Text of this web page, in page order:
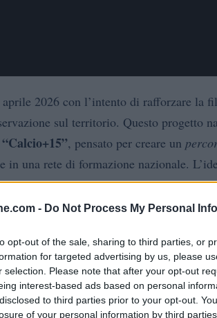
- Do Not Process My Personal
opt-out of the sale, sharing to third parties, or
for targeted advertising by us, please
selection. Please note that after your opt-out
interest-based ads based on personal
to third parties prior to your opt-out.
of your personal information by third
2026 con l’intento di rafforzare la
sul territorio. Questo progetto
“Calcio+15”, pensato per creare un
una rete di formazione nazionale.
opportunità di crescita tecnica e
Dessì, scelto per coordinare allenamenti
l’assistente tecnicoFrancesca Valetto , i